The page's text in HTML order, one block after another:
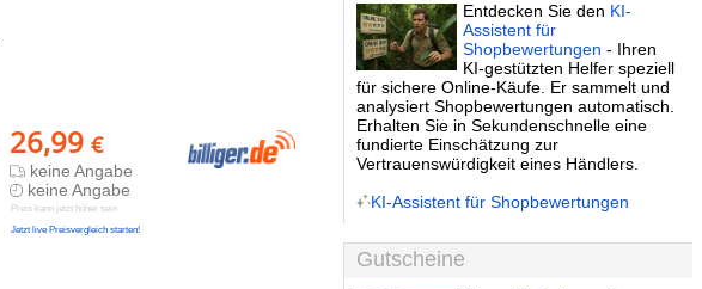
26,99 €
keine Angabe
keine Angabe
Preis kann jetzt höher sein
Jetzt live Preisvergleich starten!
Entdecken Sie den KI-
Assistent für
Shopbewertungen - Ihren
KI-gestützten Helfer speziell
für sichere Online-Käufe. Er sammelt und
analysiert Shopbewertungen automatisch.
Erhalten Sie in Sekundenschnelle eine
fundierte Einschätzung zur
Vertrauenswürdigkeit eines Händlers.
KI-Assistent für Shopbewertungen
Gutscheine